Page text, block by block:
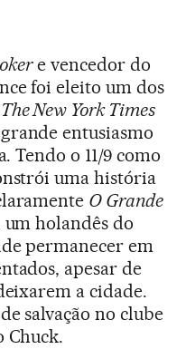
e vencedor do
foi eleito um dos
The New York Times
entusiasmo
Tendo o 11/9 como
uma história
O Grande
holandês do
permanecer em
apesar de
a cidade.
salvação no clube
Chuck.